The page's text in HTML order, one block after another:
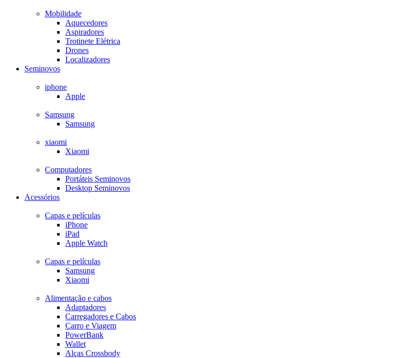
Mobilidade
Aquecedores
Aspiradores
Trotinete Elétrica
Drones
Localizadores
Seminovos
iphone
Apple
Samsung
Samsung
xiaomi
Xiaomi
Computadores
Portáteis Seminovos
Desktop Seminovos
Acessórios
Capas e películas
iPhone
iPad
Apple Watch
Capas e películas
Samsung
Xiaomi
Alimentação e cabos
Adaptadores
Carregadores e Cabos
Carro e Viagem
PowerBank
Wallet
Alças Crossbody